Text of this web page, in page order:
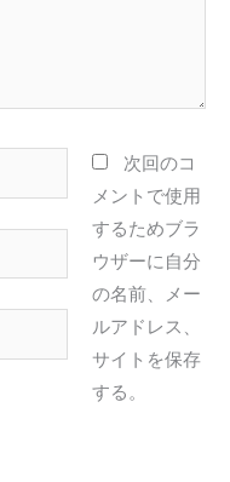
次回のコ
メントで使用
するためブラ
ウザーに自分
の名前、メー
ルアドレス、
サイトを保存
する。